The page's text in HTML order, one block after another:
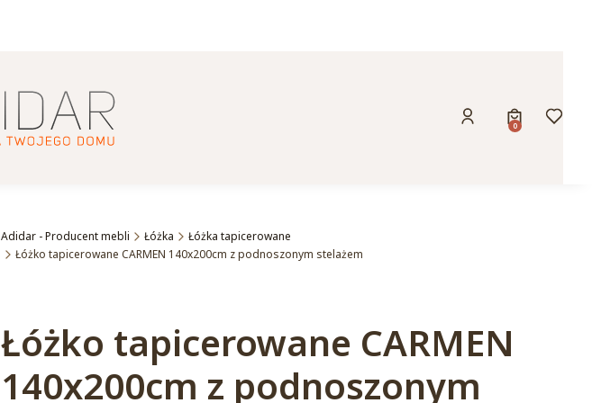
Zaloguj sięProdukty w
Koszyk
Adidar - Producent mebli Łóżka
Łóżka tapicerowane
Łóżko tapicerowane CARMEN 140x200cm z podnoszonym stelażem
Łóżko tapicerowane CARMEN
140x200cm z podnoszonym